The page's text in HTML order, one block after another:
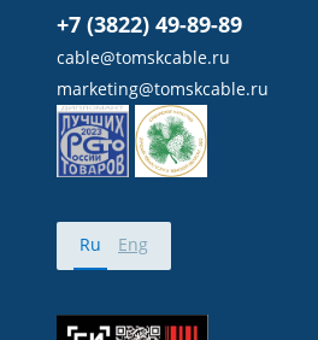
+7 (3822) 49-89-89
cable@tomskcable.ru
marketing@tomskcable.ru
Ru Eng